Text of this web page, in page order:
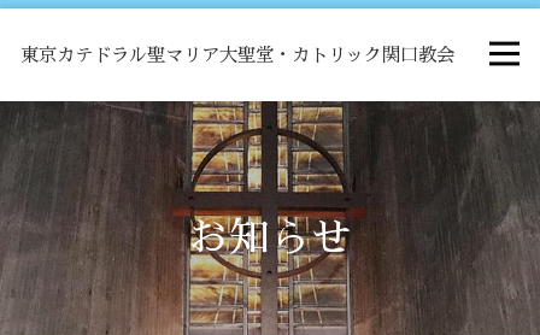
東京カテドラル聖マリア大聖堂・カトリック関口教会
HOME
ミサ
お知らせ
お知らせ